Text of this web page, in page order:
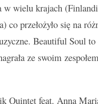
w wielu krajach
co przełożyło się na
Beautiful Soul to
ze swoim
Quintet feat. Anna